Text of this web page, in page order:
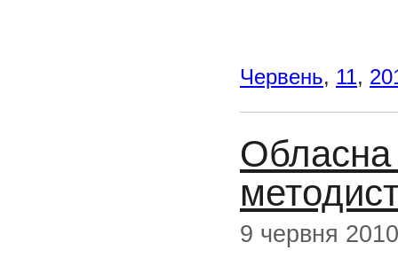
Червень, 11,
Обласна
9 червня 2010